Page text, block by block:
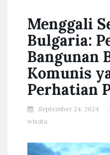
Menggali
Bulgaria:
Bangunan
Komunis
Perhatian
September 24, 2024
wisata